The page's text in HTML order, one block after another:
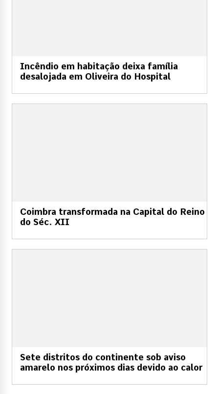
Incêndio em habitação deixa família
desalojada em Oliveira do Hospital
Coimbra transformada na Capital do Reino
do Séc. XII
Sete distritos do continente sob aviso
amarelo nos próximos dias devido ao calor